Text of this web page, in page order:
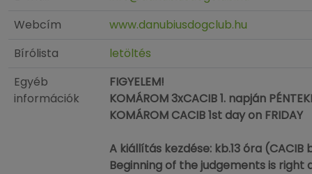
Webcím
www.danubiusdogclub.hu
Bírólista
letöltés
Egyéb
információk
FIGYELEM!
KOMÁROM 3xCACIB 1. napján
KOMÁROM CACIB 1st day on FRIDAY
A kiállítás kezdése: kb.13 óra
Beginning of the judgements is right